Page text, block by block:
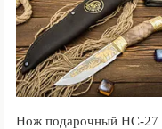
Нож подарочный НС-27